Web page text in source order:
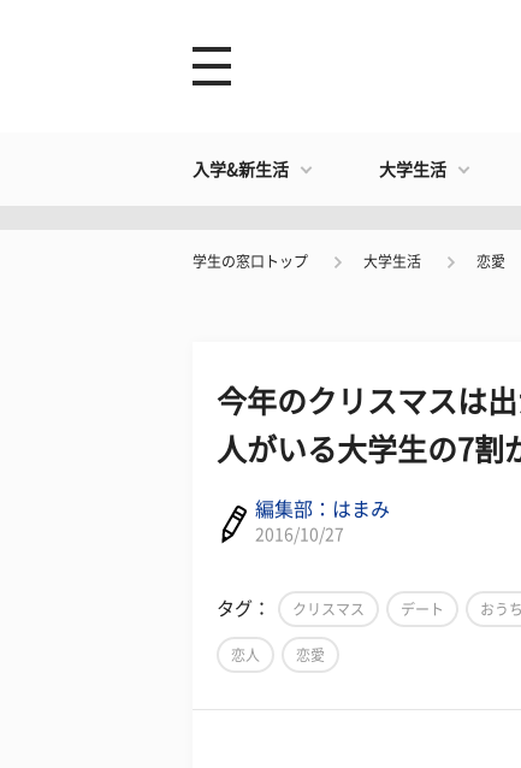
入学&新生活 大学生活
学生の窓口トップ 大学生活 恋愛
今年のクリスマスは
人がいる大学生の7割
編集部：はまみ
2016/10/27
タグ： クリスマス デート おう
恋人 恋愛